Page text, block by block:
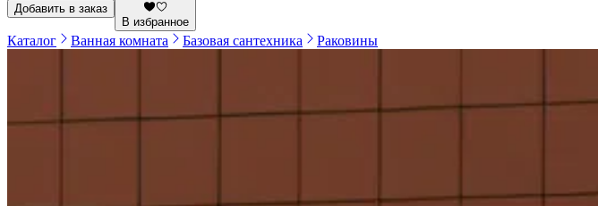
Добавить в заказ
В избранное
Каталог Ванная комната Базовая сантехника Раковины